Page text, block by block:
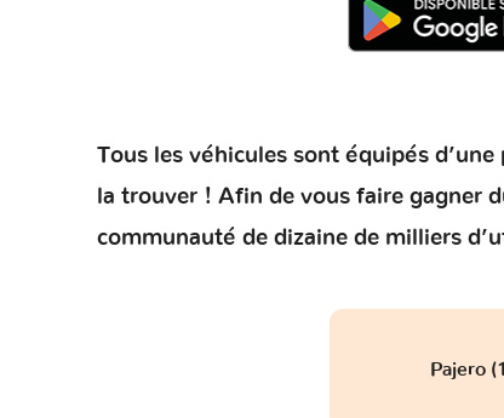
Tous les véhicules sont équipés
la trouver ! Afin de vous faire gagner
communauté de dizaine de milliers
Pajero